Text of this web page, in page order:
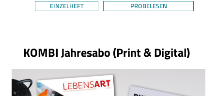
EINZELHEFT
PROBELESEN
KOMBI Jahresabo (Print & Digital)